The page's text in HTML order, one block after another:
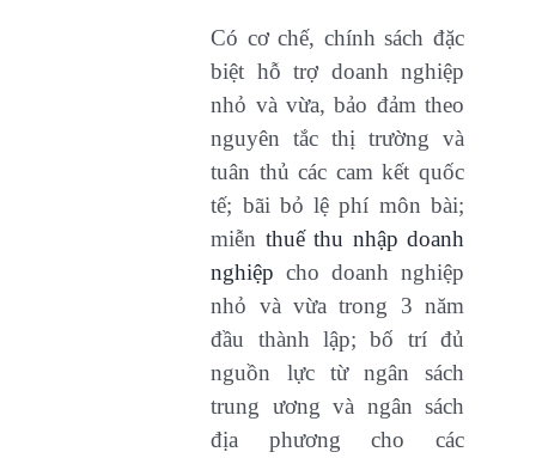
Có cơ chế, chính sách đặc
biệt hỗ trợ doanh nghiệp
nhỏ và vừa, bảo đảm theo
nguyên tắc thị trường và
tuân thủ các cam kết quốc
tế; bãi bỏ lệ phí môn bài;
miễn thuế thu nhập doanh
nghiệp cho doanh nghiệp
nhỏ và vừa trong 3 năm
đầu thành lập; bố trí đủ
nguồn lực từ ngân sách
trung ương và ngân sách
địa phương cho các